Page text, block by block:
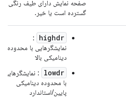
صفحه نمایش دارای طیف رنگی
گسترده است یا خیر.
highdr
:
نمایشگرهایی با محدوده
دینامیکی بالا
lowdr
: نمایشگرهایی
با محدوده دینامیکی
پایین/استاندارد